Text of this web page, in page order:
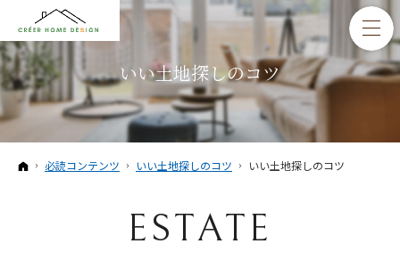
いい土地探しのコツ
ホーム
必読コンテンツ いい土地探しのコツ いい土地探しのコツ
ESTATE